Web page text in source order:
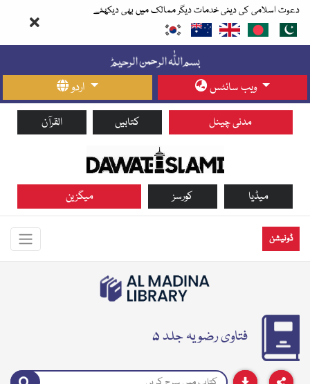
دعوت اسلامی کی دینی خدمات دیگر ممالک میں بھی دیکھئے
اردو ویب سائٹس
القرآن کتابیں مدنی چینل
میگزین کورسز میڈیا
ڈونیشن
فتاوی رضویہ جلد ۵